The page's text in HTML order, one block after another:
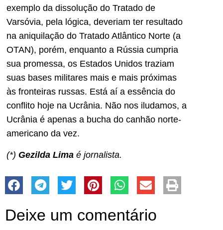
exemplo da dissolução do Tratado de
Varsóvia, pela lógica, deveriam ter resultado
na aniquilação do Tratado Atlântico Norte (a
OTAN), porém, enquanto a Rússia cumpria
sua promessa, os Estados Unidos traziam
suas bases militares mais e mais próximas
às fronteiras russas. Está aí a essência do
conflito hoje na Ucrânia. Não nos iludamos, a
Ucrânia é apenas a bucha do canhão norte-
americano da vez.
(*) Gezilda Lima é jornalista.
Deixe um comentário